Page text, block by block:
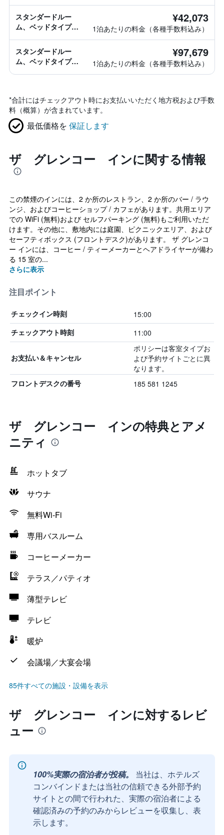
スタンダードルー
ム、ベッドタイプ情
¥42,073
1泊あたりの料金（各種手数料込み）
スタンダードルー
ム、ベッドタイプ情
¥97,679
1泊あたりの料金（各種手数料込み）
*合計にはチェックアウト時にお支払いいただく地方税および手数
料（概算）が含まれています。
最低価格を 保証します
ザ グレンコー インに関する情報
この禁煙のインには、2 か所のレストラン、2 か所のバー / ラウ
ンジ、およびコーヒーショップ / カフェがあります。共用エリア
での WiFi (無料)および セルフパーキング (無料)もご利用いただ
けます。その他に、敷地内には庭園、ピクニックエリア、および
セーフティボックス (フロントデスク)があります。 ザ グレンコ
ー インには、コーヒー / ティーメーカーとヘアドライヤーが備わ
る 15 室の...
さらに表示
注目ポイント
チェックイン時刻 15:00
チェックアウト時刻 11:00
お支払い＆キャンセル
ポリシーは客室タイプお
よび予約サイトごとに異
なります。
フロントデスクの番号 185 581 1245
ザ グレンコー インの特典とアメ
ニティ
ホットタブ
サウナ
無料Wi-Fi
専用バスルーム
コーヒーメーカー
テラス／パティオ
薄型テレビ
テレビ
暖炉
会議場／大宴会場
85件すべての施設・設備を表示
ザ グレンコー インに対するレビ
ュー
100%実際の宿泊者が投稿。
当社は、ホテルズ
コンバインドまたは当社の信頼できる外部予約
サイトとの間で行われた、実際の宿泊者による
確認済みの予約のみからレビューを収集し、表
示します。